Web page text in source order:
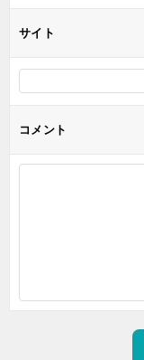
サイト
コメント